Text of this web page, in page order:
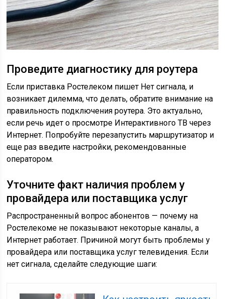
Проведите диагностику для роутера
Если приставка Ростелеком пишет Нет сигнала, и
возникает дилемма, что делать, обратите внимание на
правильность подключения роутера. Это актуально,
если речь идет о просмотре Интерактивного ТВ через
Интернет. Попробуйте перезапустить маршрутизатор и
еще раз введите настройки, рекомендованные
оператором.
Уточните факт наличия проблем у
провайдера или поставщика услуг
Распространенный вопрос абонентов — почему на
Ростелекоме не показывают некоторые каналы, а
Интернет работает. Причиной могут быть проблемы у
провайдера или поставщика услуг телевидения. Если
нет сигнала, сделайте следующие шаги: